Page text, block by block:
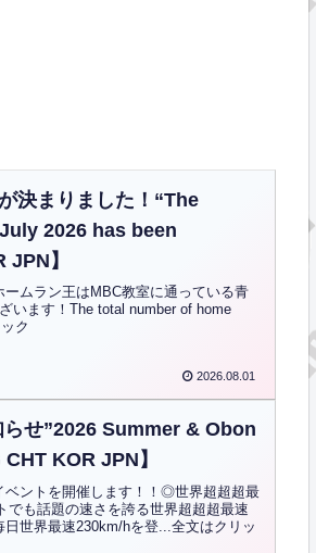
決まりました！“The
2026 has been
】
ムラン王はMBC教室に通っている青
います！The total number of home
ク
2026.08.01
せ”2026 Summer & Obon
KOR JPN】
ベントを開催します！！◎世界超超超最
も話題の速さを誇る世界超超超最速
世界最速230km/hを登...全文はクリッ